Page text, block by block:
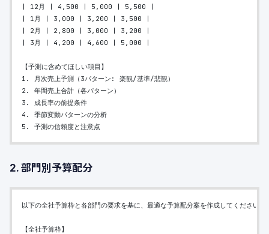
| 12月 | 4,500 | 5,000 | 5,500 |
| 1月 | 3,000 | 3,200 | 3,500 |
| 2月 | 2,800 | 3,000 | 3,200 |
| 3月 | 4,200 | 4,600 | 5,000 |
【予測に含めてほしい項目】
1. 月次売上予測（3パターン: 楽観/基準/悲観）
2. 年間売上合計（各パターン）
3. 成長率の前提条件
4. 季節変動パターンの分析
5. 予測の信頼度と注意点
2. 部門別予算配分
以下の全社予算枠と各部門の要求を基に、最適な予算配分案を作成してください。
【全社予算枠】